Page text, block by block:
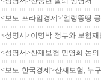
<보도-프라임경제>'얼렁뚱땅
<성명서>이명박 정부와 보험
<성명서>산재보험 민영화 논
<보도-한국경제>산재보험, 누